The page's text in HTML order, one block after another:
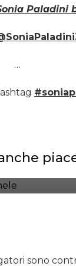
Paladini
…
sono